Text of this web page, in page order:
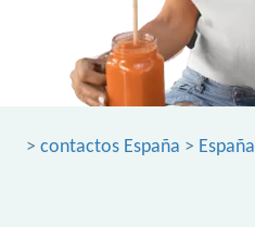
> contactos España > España